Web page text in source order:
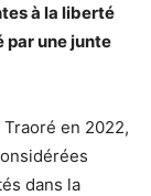
à la liberté
par une junte
en 2022,
dans la